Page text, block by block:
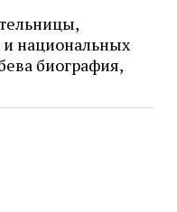
и национальных
биография,